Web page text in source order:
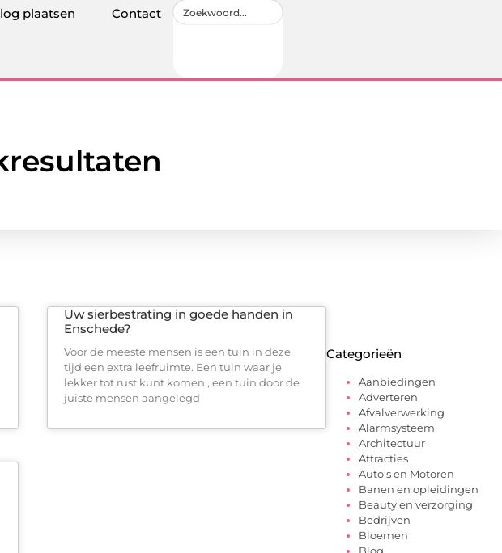
plaatsen Contact
Uw sierbestrating in goede handen in
Enschede?
Voor de meeste mensen is een tuin in deze
tijd een extra leefruimte. Een tuin waar je
lekker tot rust kunt komen , een tuin door de
juiste mensen aangelegd
Categorieën
Aanbiedingen
Adverteren
Afvalverwerking
Alarmsysteem
Architectuur
Attracties
Auto’s en Motoren
Banen en opleidingen
Beauty en verzorging
Bedrijven
Bloemen